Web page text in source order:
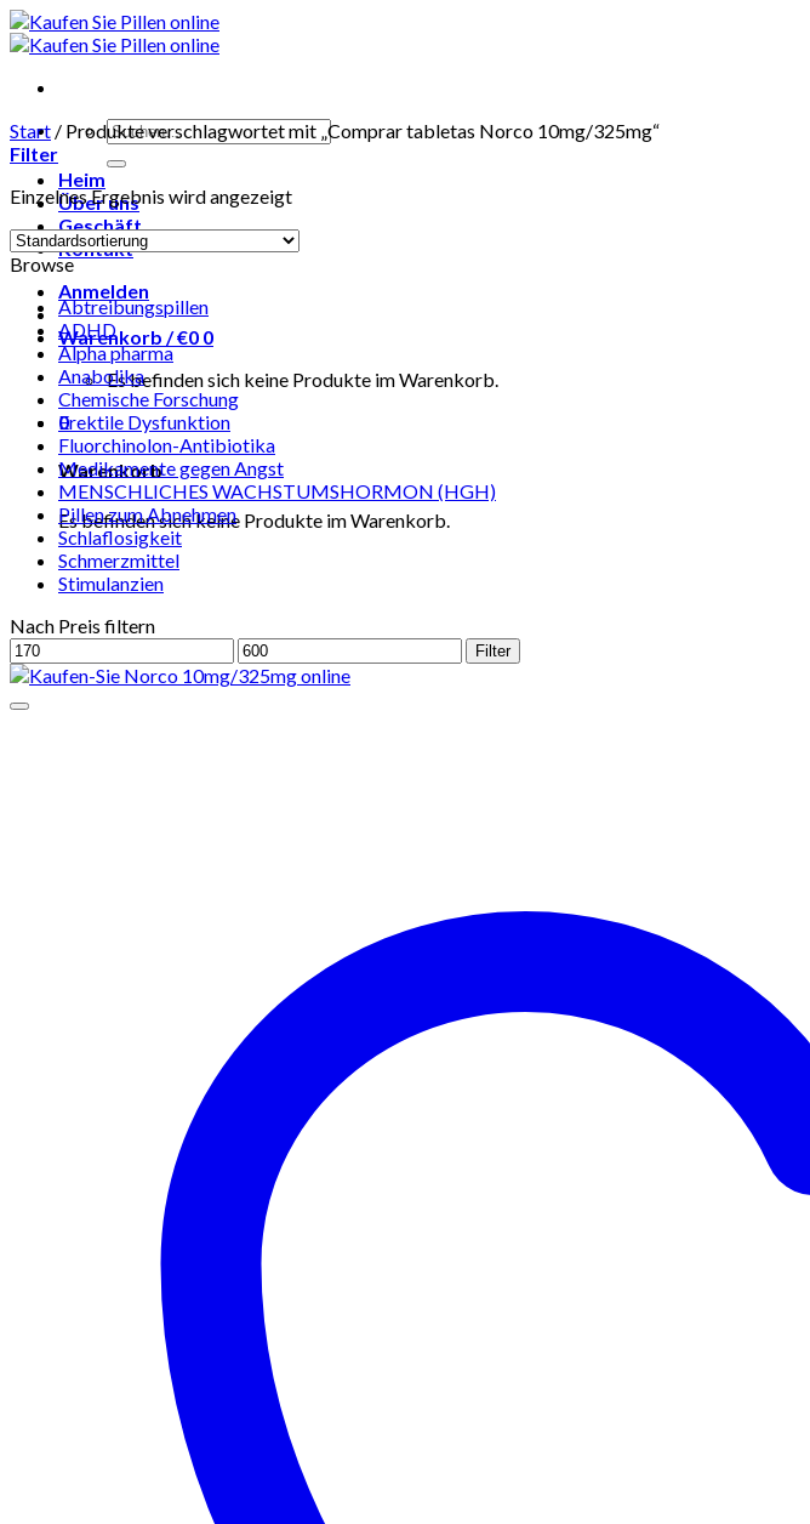
Skip
to
Suchen
nach:
Heim
Über uns
Geschäft
Kontakt
Anmelden
Warenkorb /€0 0
Es befinden sich keine Produkte im Warenkorb.
0
Warenkorb
Es befinden sich keine Produkte im Warenkorb.
Start / Produkte verschlagwortet mit „Comprar tabletas Norco 10mg/325mg“
Filter
Einzelnes Ergebnis wird angezeigt
Browse
Abtreibungspillen
ADHD
Alpha pharma
Anabolika
Chemische Forschung
Erektile Dysfunktion
Fluorchinolon-Antibiotika
Medikamente gegen Angst
MENSCHLICHES WACHSTUMSHORMON (HGH)
Pillen zum Abnehmen
Schlaflosigkeit
Schmerzmittel
Stimulanzien
Nach Preis filtern
Min.
Preis
Max.
Preis
Filter